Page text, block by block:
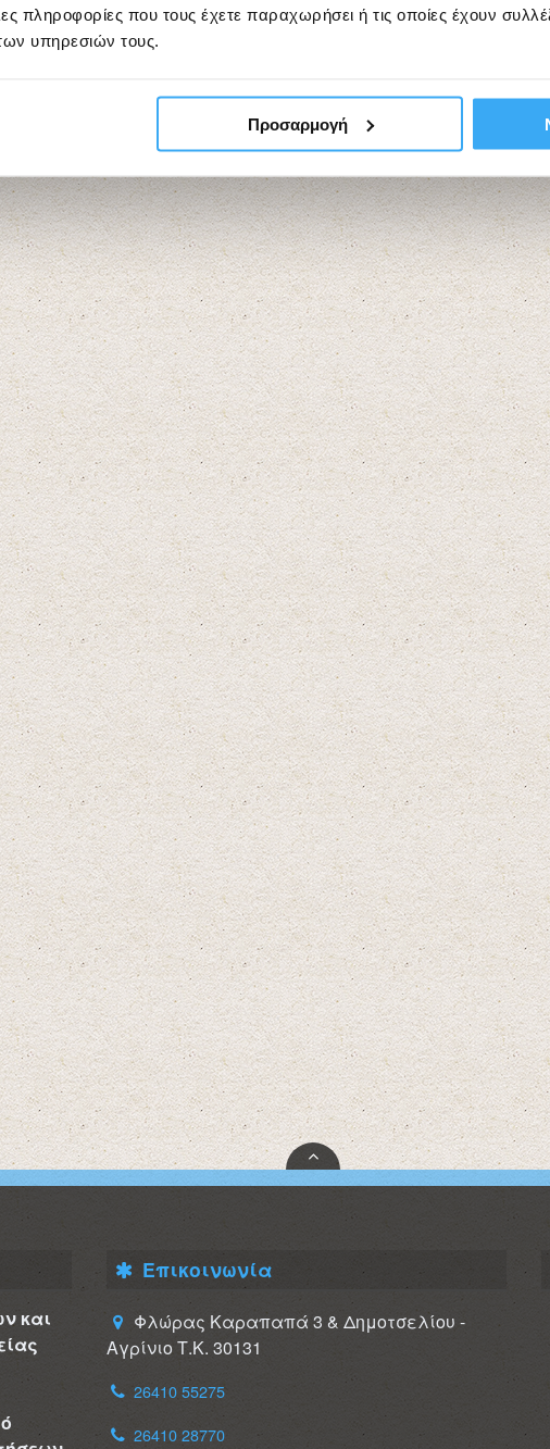
πληροφορίες που τους έχετε παραχωρήσει ή τις οποίες έχουν
υπηρεσιών τους.
Προσαρμογή
και
Επικοινωνία
Φλώρας Καραπαπά 3 & Δημοτσελίου -
Αγρίνιο Τ.Κ. 30131
26410 55275
26410 28770